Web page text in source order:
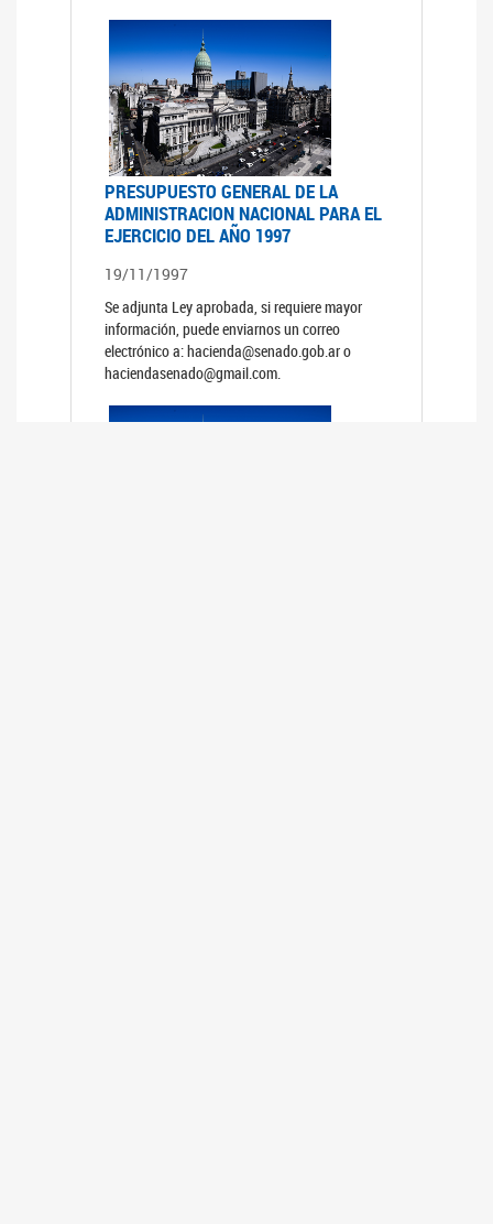
PRESUPUESTO GENERAL DE LA
ADMINISTRACION NACIONAL PARA EL
EJERCICIO DEL AÑO 1997
19/11/1997
Se adjunta Ley aprobada, si requiere mayor
información, puede enviarnos un correo
electrónico a: hacienda@senado.gob.ar o
haciendasenado@gmail.com.